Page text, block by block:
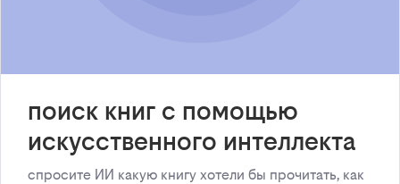
поиск книг с помощью
искусственного интеллекта
спросите ИИ какую книгу хотели бы прочитать, как